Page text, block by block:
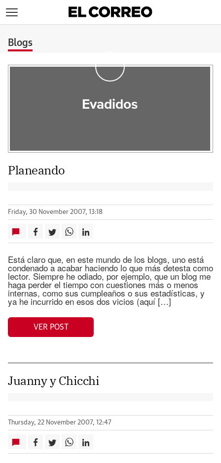
Blogs
Evadidos
Planeando
Friday, 30 November 2007, 13:18
Está claro que, en este mundo de los blogs, uno está
condenado a acabar haciendo lo que más detesta como
lector. Siempre he odiado, por ejemplo, que un blog me
haga perder el tiempo con cuestiones más o menos
internas, como sus cumpleaños o sus estadísticas, y
ya he incurrido en esos dos vicios (aquí […]
VER POST
Juanny y Chicchi
Thursday, 22 November 2007, 12:47